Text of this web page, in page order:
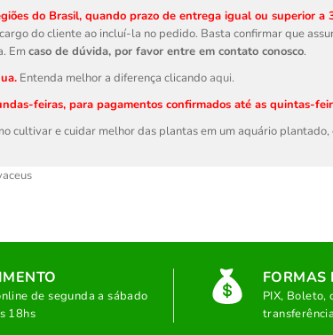
do Brasil, quando prazo de entrega igual ou superior a
do cliente ao incluí-la no pedido. Basta confirmar que
Em caso de dúvida, por favor entre em contato conosco.
Entenda melhor a diferença clicandoaqui.
feiras, para pagamentos confirmados até as quintas-
cultivar e cuidar melhor das plantas em um aquário plantado,
de segunda a sábado
18hs
FORMAS
PIX, Boleto,